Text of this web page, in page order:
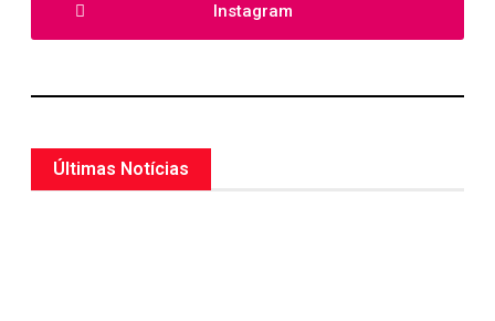
Instagram
Últimas Notícias